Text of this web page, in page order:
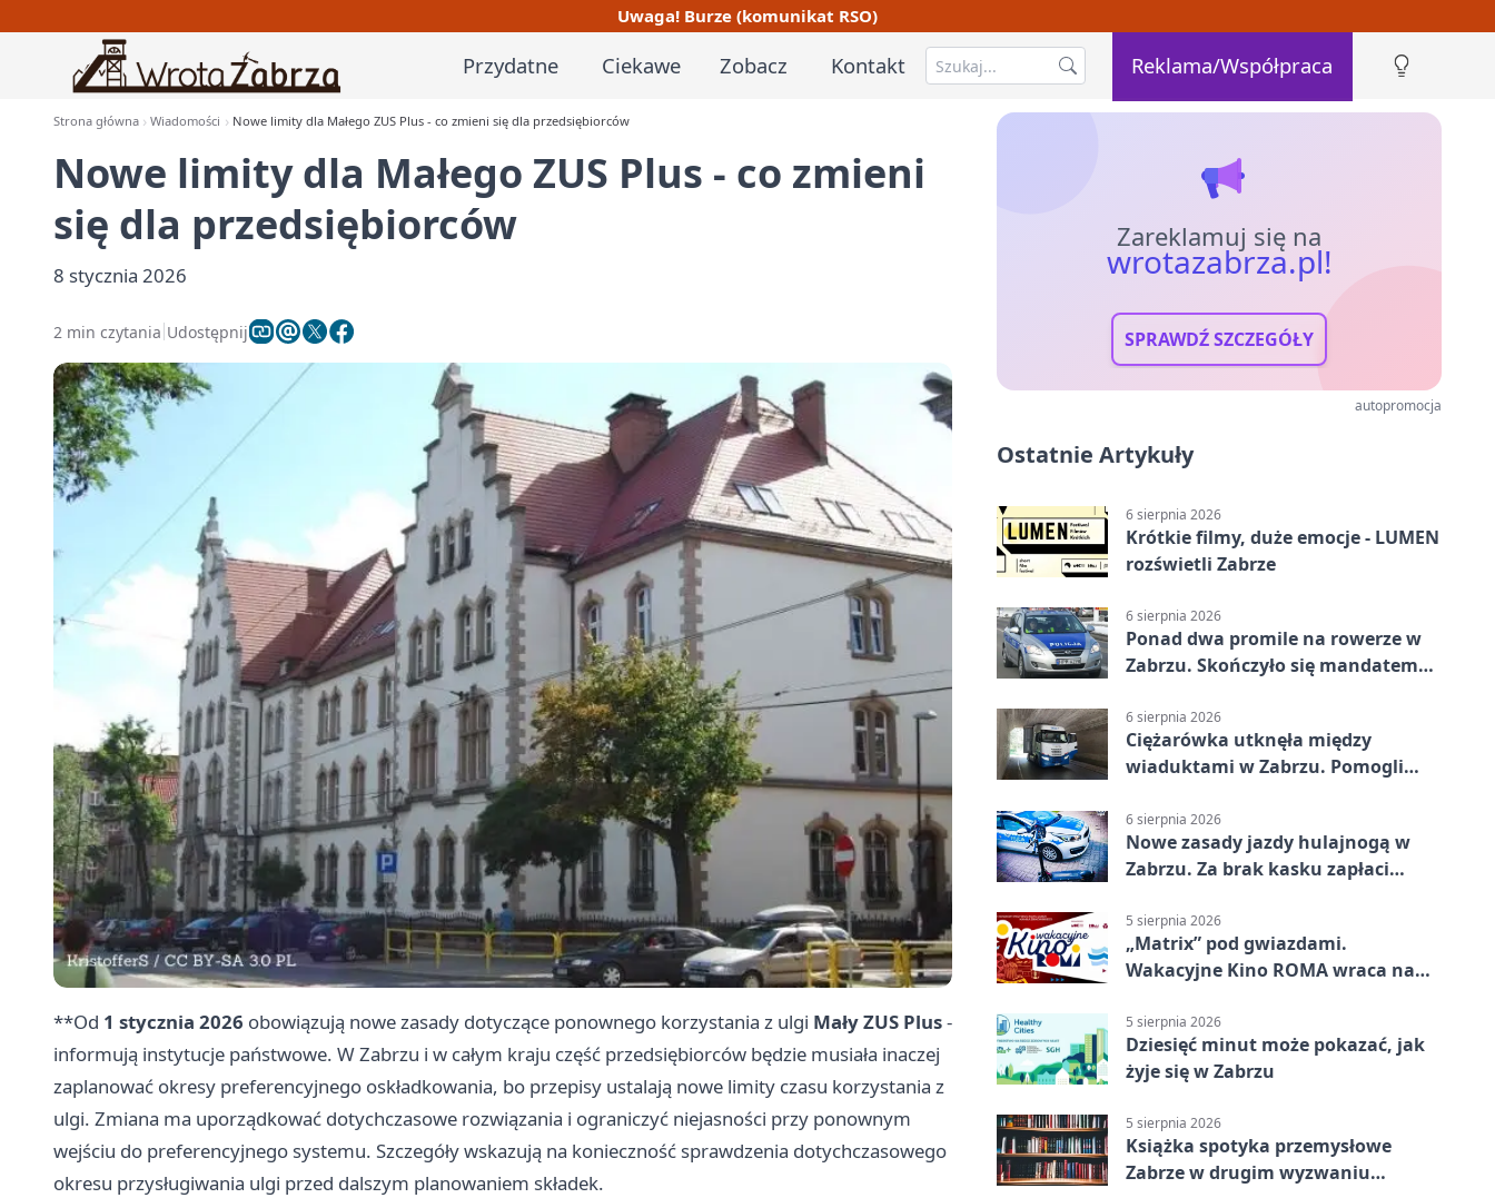
Uwaga! Burze (komunikat RSO)
Przydatne Ciekawe Zobacz Kontakt Reklama/Współpraca
Strona główna Wiadomości Nowe limity dla Małego ZUS Plus - co zmieni się dla przedsiębiorców
Nowe limity dla Małego ZUS Plus - co zmieni
się dla przedsiębiorców
8 stycznia 2026
2 min czytania Udostępnij
**Od 1 stycznia 2026 obowiązują nowe zasady dotyczące ponownego korzystania z ulgi Mały ZUS Plus-
informują instytucje państwowe. W Zabrzu i w całym kraju część przedsiębiorców będzie musiała inaczej
zaplanować okresy preferencyjnego oskładkowania, bo przepisy ustalają nowe limity czasu korzystania z
ulgi. Zmiana ma uporządkować dotychczasowe rozwiązania i ograniczyć niejasności przy ponownym
wejściu do preferencyjnego systemu. Szczegóły wskazują na konieczność sprawdzenia dotychczasowego
okresu przysługiwania ulgi przed dalszym planowaniem składek.
Zareklamuj się na
wrotazabrza.pl!
SPRAWDŹ SZCZEGÓŁY
autopromocja
Ostatnie Artykuły
6 sierpnia 2026
Krótkie filmy, duże emocje - LUMEN
rozświetli Zabrze
6 sierpnia 2026
Ponad dwa promile na rowerze w
Zabrzu. Skończyło się mandatem
6 sierpnia 2026
Ciężarówka utknęła między
wiaduktami w Zabrzu. Pomogli
6 sierpnia 2026
Nowe zasady jazdy hulajnogą w
Zabrzu. Za brak kasku zapłaci
5 sierpnia 2026
„Matrix” pod gwiazdami.
Wakacyjne Kino ROMA wraca na
5 sierpnia 2026
Dziesięć minut może pokazać, jak
żyje się w Zabrzu
5 sierpnia 2026
Książka spotyka przemysłowe
Zabrze w drugim wyzwaniu